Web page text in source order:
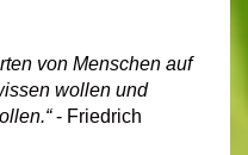
von Menschen auf
wollen und
- Friedrich